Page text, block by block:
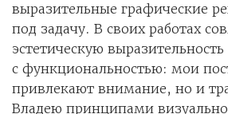
выразительные графические
под задачу. В своих работах
эстетическую выразительность
с функциональностью: мои
привлекают внимание, но и
Владею принципами